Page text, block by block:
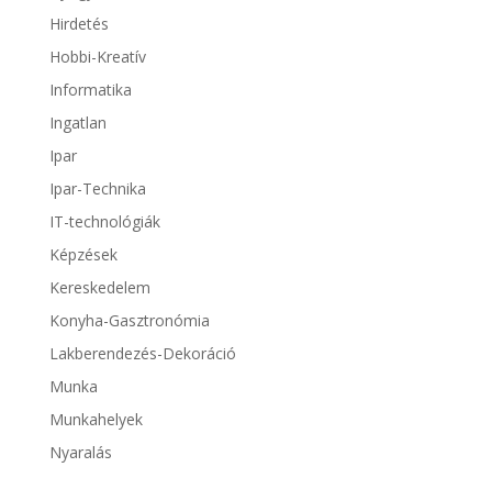
Hirdetés
Hobbi-Kreatív
Informatika
Ingatlan
Ipar
Ipar-Technika
IT-technológiák
Képzések
Kereskedelem
Konyha-Gasztronómia
Lakberendezés-Dekoráció
Munka
Munkahelyek
Nyaralás